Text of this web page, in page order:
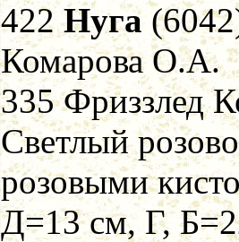
422Нуга
Комарова О.А.
335 Фриззлед
Светлый
розовыми
Д=13 см, Г,